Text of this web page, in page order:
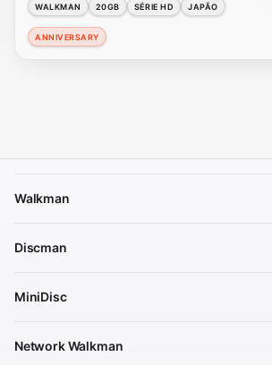
WALKMAN 20GB SÉRIE HD JAPÃO
ANNIVERSARY
Walkman
Discman
MiniDisc
Network Walkman